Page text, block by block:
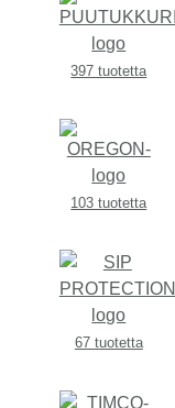
397 tuotetta
103 tuotetta
67 tuotetta